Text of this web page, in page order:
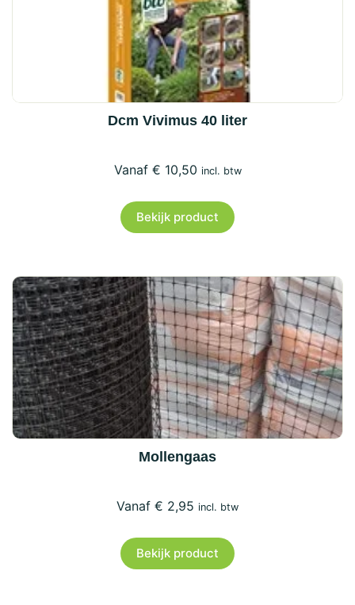
Dcm Vivimus 40 liter
€ 10,50 incl. btw
Bekijk product
Mollengaas
€ 2,95 incl. btw
Bekijk product